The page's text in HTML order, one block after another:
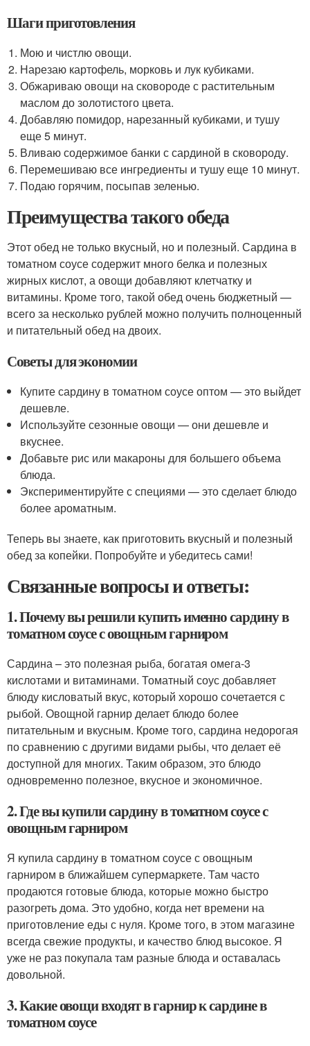
Шаги приготовления
Мою и чистлю овощи.
Нарезаю картофель, морковь и лук кубиками.
Обжариваю овощи на сковороде с растительным
маслом до золотистого цвета.
Добавляю помидор, нарезанный кубиками, и тушу
еще 5 минут.
Вливаю содержимое банки с сардиной в сковороду.
Перемешиваю все ингредиенты и тушу еще 10 минут.
Подаю горячим, посыпав зеленью.
Преимущества такого обеда
Этот обед не только вкусный, но и полезный. Сардина в
томатном соусе содержит много белка и полезных
жирных кислот, а овощи добавляют клетчатку и
витамины. Кроме того, такой обед очень бюджетный —
всего за несколько рублей можно получить полноценный
и питательный обед на двоих.
Советы для экономии
Купите сардину в томатном соусе оптом — это выйдет
дешевле.
Используйте сезонные овощи — они дешевле и
вкуснее.
Добавьте рис или макароны для большего объема
блюда.
Экспериментируйте с специями — это сделает блюдо
более ароматным.
Теперь вы знаете, как приготовить вкусный и полезный
обед за копейки. Попробуйте и убедитесь сами!
Связанные вопросы и ответы:
1. Почему вы решили купить именно сардину в
томатном соусе с овощным гарниром
Сардина – это полезная рыба, богатая омега-3
кислотами и витаминами. Томатный соус добавляет
блюду кисловатый вкус, который хорошо сочетается с
рыбой. Овощной гарнир делает блюдо более
питательным и вкусным. Кроме того, сардина недорогая
по сравнению с другими видами рыбы, что делает её
доступной для многих. Таким образом, это блюдо
одновременно полезное, вкусное и экономичное.
2. Где вы купили сардину в томатном соусе с
овощным гарниром
Я купила сардину в томатном соусе с овощным
гарниром в ближайшем супермаркете. Там часто
продаются готовые блюда, которые можно быстро
разогреть дома. Это удобно, когда нет времени на
приготовление еды с нуля. Кроме того, в этом магазине
всегда свежие продукты, и качество блюд высокое. Я
уже не раз покупала там разные блюда и оставалась
довольной.
3. Какие овощи входят в гарнир к сардине в
томатном соусе